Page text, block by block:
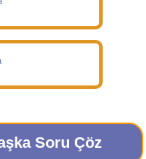
Soru Çöz